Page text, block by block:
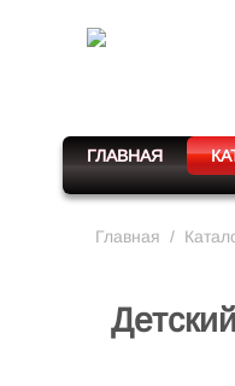
ГЛАВНАЯ
Главная /